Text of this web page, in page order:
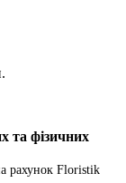
та фізичних
рахунок Floristik